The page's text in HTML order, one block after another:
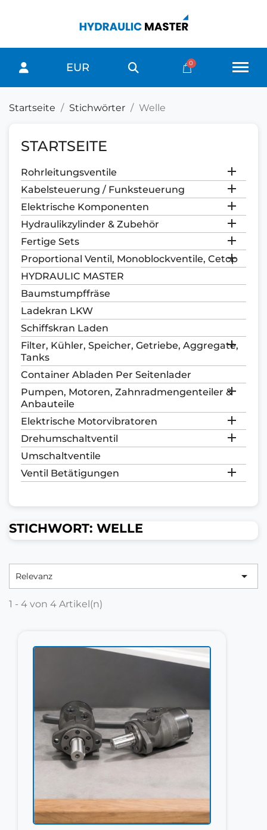
EUR
Startseite Stichwörter Welle
STARTSEITE
Rohrleitungsventile 
Kabelsteuerung / Funksteuerung 
Elektrische Komponenten 
Hydraulikzylinder & Zubehör 
Fertige Sets 
Proportional Ventil, Monoblockventile, Cetop

HYDRAULIC MASTER
Baumstumpffräse
Ladekran LKW
Schiffskran Laden
Filter, Kühler, Speicher, Getriebe, Aggregate,
Tanks

Container Abladen Per Seitenlader
Pumpen, Motoren, Zahnradmengenteiler &
Anbauteile

Elektrische Motorvibratoren 
Drehumschaltventil 
Umschaltventile
Ventil Betätigungen

STICHWORT: WELLE
Relevanz 
1 - 4 von 4 Artikel(n)